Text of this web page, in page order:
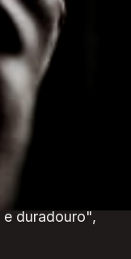
a informações
incluindo a
integrativa.
seu entusiasmo
e
da saúde
e duradouro",